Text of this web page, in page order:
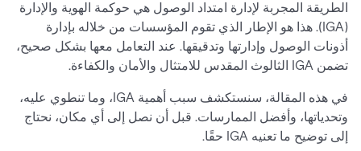
الطريقة المجربة لإدارة امتداد الوصول هي حوكمة الهوية والإدارة
(IGA). هذا هو الإطار الذي تقوم المؤسسات من خلاله بإدارة
أذونات الوصول وإدارتها وتدقيقها. عند التعامل معها بشكل صحيح،
تضمن IGA الثالوث المقدس للامتثال والأمان والكفاءة.
في هذه المقالة، سنستكشف سبب أهمية IGA، وما تنطوي عليه،
وتحدياتها، وأفضل الممارسات. قبل أن نصل إلى أي مكان، نحتاج
إلى توضيح ما تعنيه IGA حقًا.